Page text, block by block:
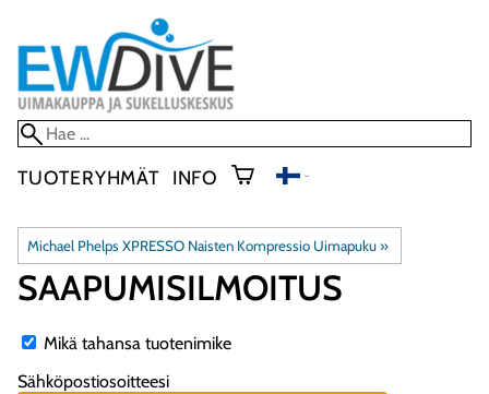
TUOTERYHMÄT INFO
Michael Phelps XPRESSO Naisten Kompressio Uimapuku‪»
SAAPUMISILMOITUS
Mikä tahansa tuotenimike
Sähköpostiosoitteesi